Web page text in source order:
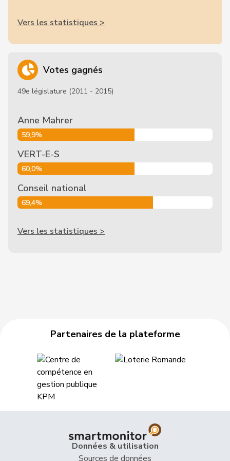
Vers les statistiques >
Votes gagnés
49e législature (2011 - 2015)
Anne Mahrer
59,9%
VERT-E-S
60,0%
Conseil national
69,4%
Vers les statistiques >
Partenaires de la plateforme
Données & utilisation
Sources de données